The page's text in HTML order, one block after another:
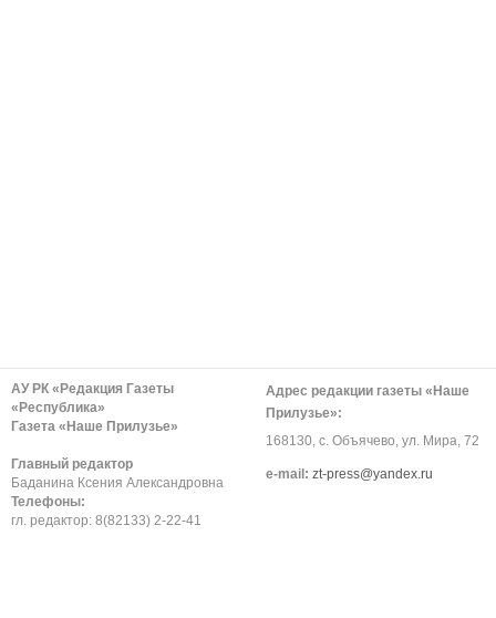
АУ РК «Редакция Газеты
«Республика»
Газета «Наше Прилузье»
Главный редактор
Баданина Ксения Александровна
Телефоны:
гл. редактор: 8(82133) 2-22-41
Адрес редакции газеты «Наше
Прилузье»:
168130, с. Объячево, ул. Мира, 72
е-mail: zt-press@yandex.ru